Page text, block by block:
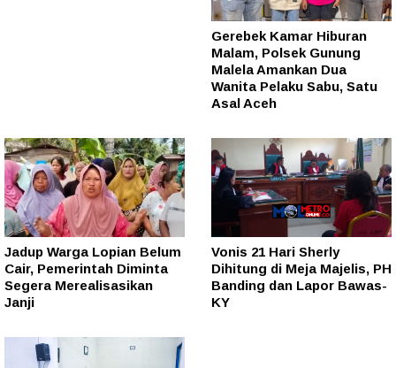
Gerebek Kamar Hiburan
Malam, Polsek Gunung
Malela Amankan Dua
Wanita Pelaku Sabu, Satu
Asal Aceh
Jadup Warga Lopian Belum
Cair, Pemerintah Diminta
Segera Merealisasikan
Janji
Vonis 21 Hari Sherly
Dihitung di Meja Majelis, PH
Banding dan Lapor Bawas-
KY